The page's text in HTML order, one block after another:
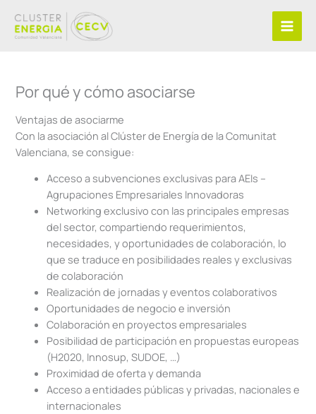
contenido
Por qué y cómo asociarse
Ventajas de asociarme
Con la asociación al Clúster de Energía de la Comunitat
Valenciana, se consigue:
Acceso a subvenciones exclusivas para AEIs –
Agrupaciones Empresariales Innovadoras
Networking exclusivo con las principales empresas
del sector, compartiendo requerimientos,
necesidades, y oportunidades de colaboración, lo
que se traduce en posibilidades reales y exclusivas
de colaboración
Realización de jornadas y eventos colaborativos
Oportunidades de negocio e inversión
Colaboración en proyectos empresariales
Posibilidad de participación en propuestas europeas
(H2020, Innosup, SUDOE, …)
Proximidad de oferta y demanda
Acceso a entidades públicas y privadas, nacionales e
internacionales